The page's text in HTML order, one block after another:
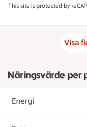
This site is protected by
Visa
Näringsvärde per
Energi